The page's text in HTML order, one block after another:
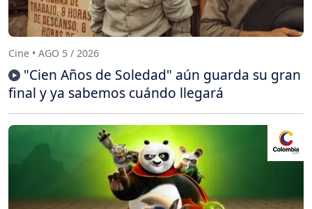
Cine • AGO 5 / 2026
"Cien Años de Soledad" aún guarda su gran
final y ya sabemos cuándo llegará